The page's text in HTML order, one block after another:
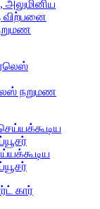
நறுமண